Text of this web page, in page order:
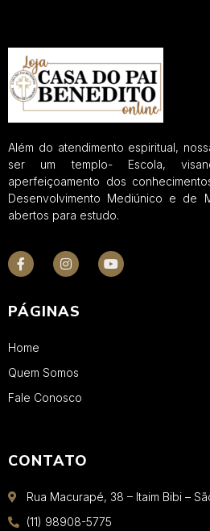
Além do atendimento espiritual,
ser um templo- Escola,
aperfeiçoamento dos
Desenvolvimento Mediúnico e de
abertos para estudo.
PÁGINAS
Home
Quem Somos
Fale Conosco
CONTATO
Rua Macurapé, 38 – Itaim Bibi –
(11) 98908-5775